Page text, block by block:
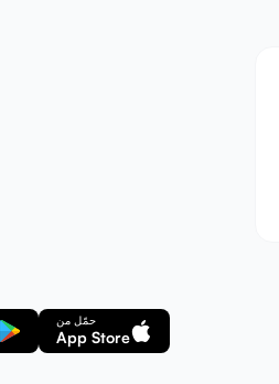
حمّل من
App Store